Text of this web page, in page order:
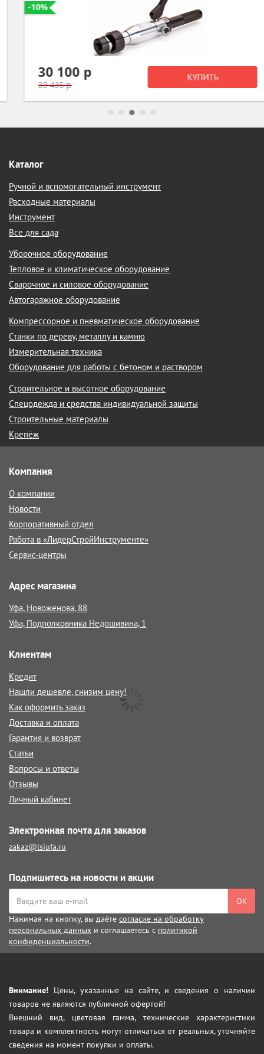
-10%
30 100 р
33 435 р
КУПИТЬ
Каталог
Ручной и вспомогательный инструмент
Расходные материалы
Инструмент
Все для сада
Уборочное оборудование
Тепловое и климатическое оборудование
Сварочное и силовое оборудование
Автогаражное оборудование
Компрессорное и пневматическое оборудование
Станки по дереву, металлу и камню
Измерительная техника
Оборудование для работы с бетоном и раствором
Строительное и высотное оборудование
Спецодежда и средства индивидуальной защиты
Строительные материалы
Крепёж
Компания
О компании
Новости
Корпоративный отдел
Работа в «ЛидерСтройИнструменте»
Сервис-центры
Адрес магазина
Уфа, Новоженова, 88
Уфа, Подполковника Недошивина, 1
Клиентам
Кредит
Нашли дешевле, снизим цену!
Как оформить заказ
Доставка и оплата
Гарантия и возврат
Статьи
Вопросы и ответы
Отзывы
Личный кабинет
Электронная почта для заказов
zakaz@lsiufa.ru
Подпишитесь на новости и акции
ОК
Нажимая на кнопку, вы даёте согласие на обработку
персональных данных и соглашаетесь с политикой
конфиденциальности.
Внимание! Цены, указанные на сайте, и сведения о наличии
товаров не являются публичной офертой!
Внешний вид, цветовая гамма, технические характеристики
товара и комплектность могут отличаться от реальных, уточняйте
сведения на момент покупки и оплаты.